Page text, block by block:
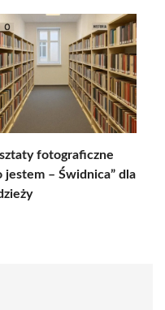
fotograficzne
jestem – Świdnica” dla